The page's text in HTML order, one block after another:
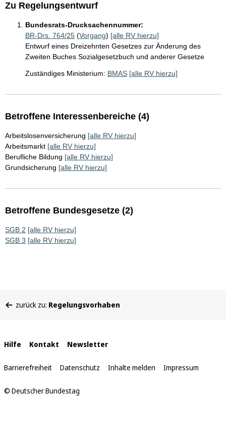
Zu Regelungsentwurf
Bundesrats-Drucksachennummer:
BR-Drs. 764/25 (Vorgang) [alle RV hierzu]
Entwurf eines Dreizehnten Gesetzes zur Änderung des
Zweiten Buches Sozialgesetzbuch und anderer Gesetze
Zuständiges Ministerium: BMAS [alle RV hierzu]
Betroffene Interessenbereiche (4)
Arbeitslosenversicherung [alle RV hierzu]
Arbeitsmarkt [alle RV hierzu]
Berufliche Bildung [alle RV hierzu]
Grundsicherung [alle RV hierzu]
Betroffene Bundesgesetze (2)
SGB 2 [alle RV hierzu]
SGB 3 [alle RV hierzu]
befinden
zurück zu: Regelungsvorhaben
Interne
Links
Hilfe Kontakt Newsletter
Barrierefreiheit Datenschutz Inhalte melden Impressum
© Deutscher Bundestag